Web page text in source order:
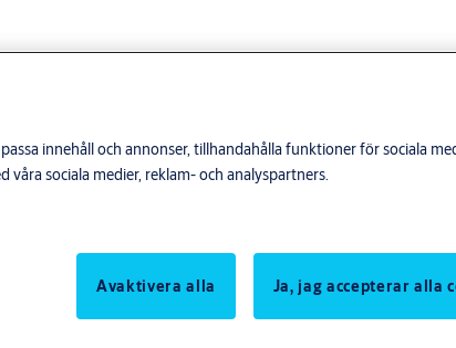
innehåll och annonser, tillhandahålla funktioner för sociala
sociala medier, reklam- och analyspartners.
Avaktivera alla
Ja, jag accepterar alla